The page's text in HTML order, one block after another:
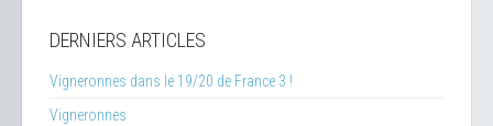
DERNIERS ARTICLES
Vigneronnes dans le 19/20 de France 3 !
Vigneronnes